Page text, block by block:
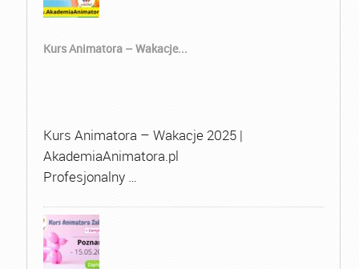
Kurs Animatora – Wakacje...
Kurs Animatora – Wakacje 2025 |
AkademiaAnimatora.pl
Profesjonalny …